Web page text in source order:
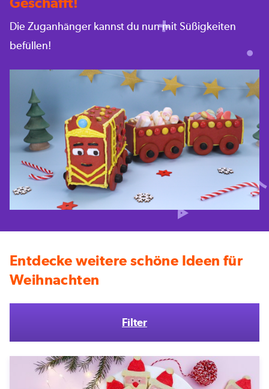
Die Zuganhänger kannst du nun mit Süßigkeiten
befüllen!
Entdecke weitere schöne Ideen für
Weihnachten
Filter